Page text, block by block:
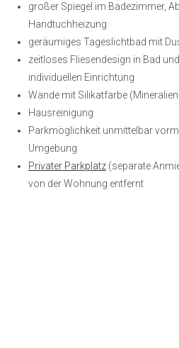
großer Spiegel im Badezimmer,
Handtuchheizung
geräumiges Tageslichtbad mit
zeitloses Fliesendesign in Bad
individuellen Einrichtung
Wände mit Silikatfarbe
Hausreinigung
Parkmöglichkeit unmittelbar
Umgebung
Privater Parkplatz (separate
von der Wohnung entfernt